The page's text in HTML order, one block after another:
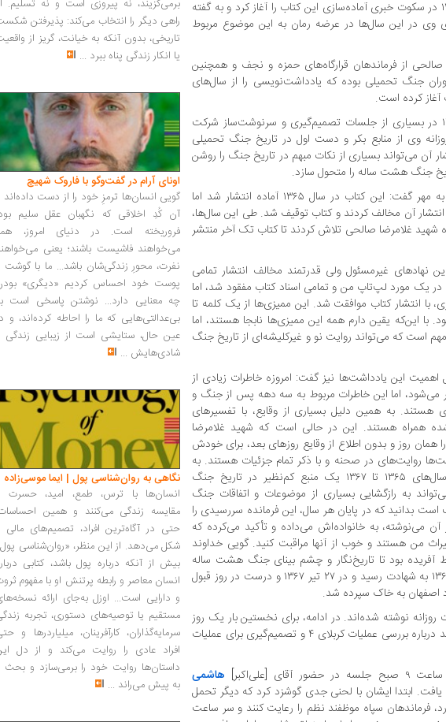
این نویسنده از سال ۱۳۹۳ در سکوت خبری آماده‌سازی این کتاب را آغاز کرد و به گفته
وی در این سال‌ها در عرضه رمان به این موضوع مربوط
صالحی از فرماندهان قرارگاه‌های حمزه و نجف و همچنین
لشکر ۲۷ در دوران جنگ تحمیلی بوده که یادداشت‌نویسی را از سال‌های
کرده است.
این فرمانده از سال ۱۳۶۴ در بسیاری از جلسات تصمیم‌گیری و سرنوشت‌ساز شرکت
وی از منابع بکر و دست اول در تاریخ جنگ تحمیلی
می‌تواند بسیاری از نکات مبهم در تاریخ جنگ را روشن
جنگ هشت ساله را متحول سازد.
دهقان درباره این کتاب به مهر گفت: این کتاب در سال ۱۳۶۵ آماده انتشار شد اما
انتشار آن مخالف کردند و کتاب توقیف شد. طی این سال‌ها،
شهید غلامرضا صالحی تلاش کردند تا کتاب تک آخر منتشر
نهادهای غیرمسئول ولی قدرتمند مخالف انتشار تمامی
یک مورد لپ‌تاپ من و تمامی اسناد کتاب مفقود شد، اما
مورد ممیزی، با انتشار کتاب موافقت شد. این ممیزی‌ها از یک کلمه تا
این‌که یقین دارم همه این ممیزی‌ها نابجا هستند، اما
است که می‌تواند روایت نو و غیرکلیشه‌ای از تاریخ جنگ
اهمیت این یادداشت‌ها نیز گفت: امروزه خاطرات زیادی از
می‌شود، اما این خاطرات مربوط به سه دهه پس از جنگ و
هستند. به همین دلیل بسیاری از وقایع، با تفسیرهای
همراه هستند. این در حالی است که شهید غلامرضا
روز و بدون اطلاع از وقایع روزهای بعد، برای خودش
روایت‌های در صحنه و با ذکر تمام جزئیات هستند. به
خصوص یادداشت‌های سال‌های ۱۳۶۵ تا ۱۳۶۷ یک منبع کم‌نظیر در تاریخ جنگ
به رازگشایی بسیاری از موضوعات و اتفاقات جنگ
بدانید که در پایان هر سال، این فرمانده سررسیدی را
می‌نوشته، به خانواده‌اش می‌داده و تأکید می‌کرده که
من هستند و خوب از آنها مراقبت کنید. گویی خداوند
آفریده بود تا تاریخ‌نگار و چشم بینای جنگ هشت ساله
باشد، زیرا او در ۲۲ تیر ۱۳۶۷ به شهادت رسید و در ۲۷ تیر ۱۳۶۷ و درست در روز قبول
نوشته شده‌اند. در ادامه، برای نخستین بار یک روز
از یادداشت‌های این شهید درباره بررسی عملیات کربلای ۴ و تصمیم‌گیری برای عملیات
ساعت ۹ صبح جلسه در حضور آقای [علی‌اکبر]
هاشمی
یافت. ابتدا ایشان با لحنی جدی گوشزد کرد که دیگر تحمل
فرماندهان سپاه موظفند نظم را رعایت کنند و سر ساعت
برمی‌گزیند، نه پیروزی است و نه تسلیم.
راهی دیگر را انتخاب می‌کند: پذیرفتن
تاریخی، بدون آنکه به خیانت، گریز از
یا انکار زندگی پناه ببرد ...
اونای آرام در گفت‌وگو با فاروک شهیچ‭
گویی انسان‌ها ترمزِ خود را از دست داده‌اند
آن کُدِ اخلاقی که نگهبان عقل سلیم
فروریخته است. در دنیای امروز،
می‌خواهند فاشیست باشند؛ یعنی
نفرت، محورِ زندگی‌شان باشد... ما با گوشت
پوست خود احساس کردیم «دیگری»
چه معنایی دارد... نوشتن پاسخی است
بی‌عدالتی‌هایی که ما را احاطه کرده‌اند، و
عین حال، ستایشی است از زیبایی زندگی
شادی‌هایش ...
نگاهی به روان‌شناسی پول | ایما موسی‌زاده
انسان‌ها با ترس، طمع، امید، حسرت
مقایسه زندگی می‌کنند و همین
حتی در آگاه‌ترین افراد، تصمیم‌های مالی
شکل می‌دهد. از این منظر، «روان‌شناسی
بیش از آنکه درباره پول باشد، کتابی
انسان معاصر و رابطه پرتنش او با مفهوم
و دارایی است... اوزل به‌جای ارائه
مستقیم یا توصیه‌های دستوری، تجربه
سرمایه‌گذاران، کارآفرینان، میلیاردرها و
افراد عادی را روایت می‌کند و از دل
داستان‌ها روایت خود را برمی‌سازد و بحث
به پیش می‌راند ...